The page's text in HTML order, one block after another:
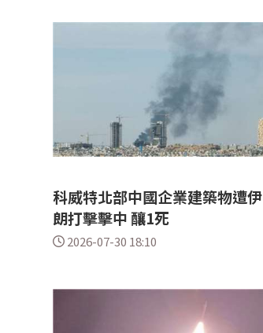
科威特北部中國企業建築物遭伊
朗打擊擊中 釀1死
2026-07-30 18:10